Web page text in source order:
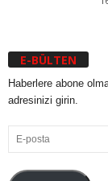
E-BÜLTEN
Haberlere abone
adresinizi girin.
E-
posta